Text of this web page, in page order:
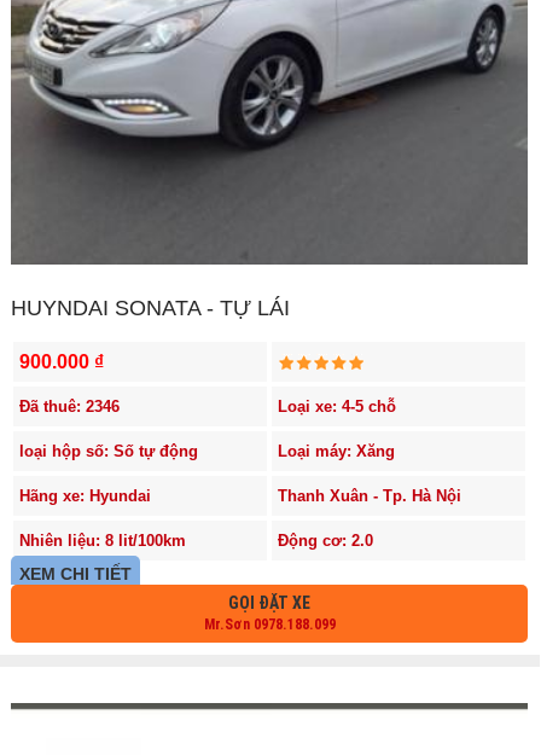
HUYNDAI SONATA - TỰ LÁI
900.000 ₫
Đã thuê: 2346 Loại xe: 4-5 chỗ
loại hộp số: Số tự động Loại máy: Xăng
Hãng xe: Hyundai Thanh Xuân - Tp. Hà Nội
Nhiên liệu: 8 lit/100km Động cơ: 2.0
XEM CHI TIẾT
GỌI ĐẶT XE
Mr.Sơn 0978.188.099